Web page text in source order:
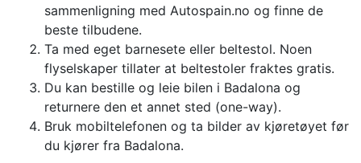
sammenligning med Autospain.no og finne de
beste tilbudene.
Ta med eget barnesete eller beltestol. Noen
flyselskaper tillater at beltestoler fraktes gratis.
Du kan bestille og leie bilen i Badalona og
returnere den et annet sted (one-way).
Bruk mobiltelefonen og ta bilder av kjøretøyet før
du kjører fra Badalona.